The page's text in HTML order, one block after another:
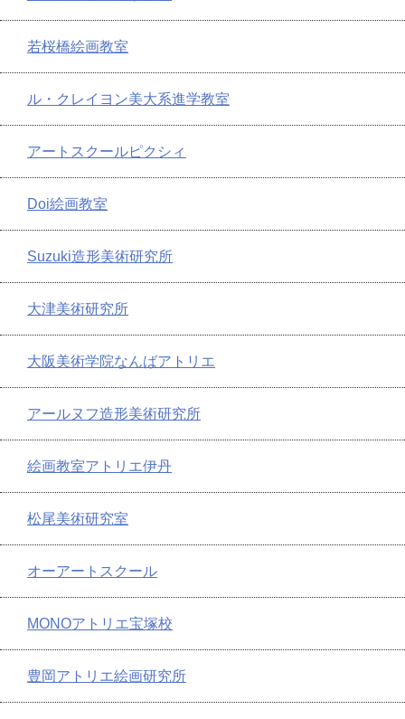
若桜橋絵画教室
ル・クレイヨン美大系進学教室
アートスクールピクシィ
Doi絵画教室
Suzuki造形美術研究所
大津美術研究所
大阪美術学院なんばアトリエ
アールヌフ造形美術研究所
絵画教室アトリエ伊丹
松尾美術研究室
オーアートスクール
MONOアトリエ宝塚校
豊岡アトリエ絵画研究所